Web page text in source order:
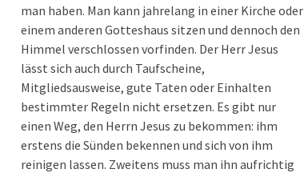
man haben. Man kann jahrelang in einer Kirche oder
einem anderen Gotteshaus sitzen und dennoch den
Himmel verschlossen vorfinden. Der Herr Jesus
lässt sich auch durch Taufscheine,
Mitgliedsausweise, gute Taten oder Einhalten
bestimmter Regeln nicht ersetzen. Es gibt nur
einen Weg, den Herrn Jesus zu bekommen: ihm
erstens die Sünden bekennen und sich von ihm
reinigen lassen. Zweitens muss man ihn aufrichtig